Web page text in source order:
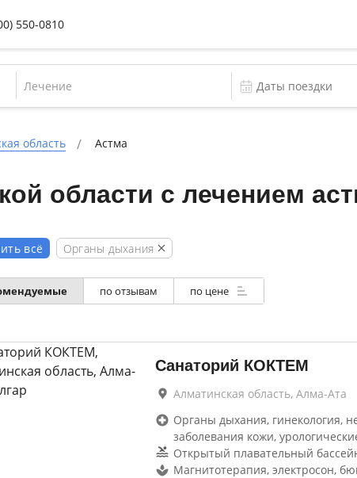
550-0810
Лечение
область Астма
области с лечением
всё Органы дыхания
по отзывам по цене
Санаторий КОКТЕМ
Алматинская область, Алма-Ата
Органы дыхания, гинекология,
заболевания кожи,
Открытый плавательный
Магнитотерапия, электросон,